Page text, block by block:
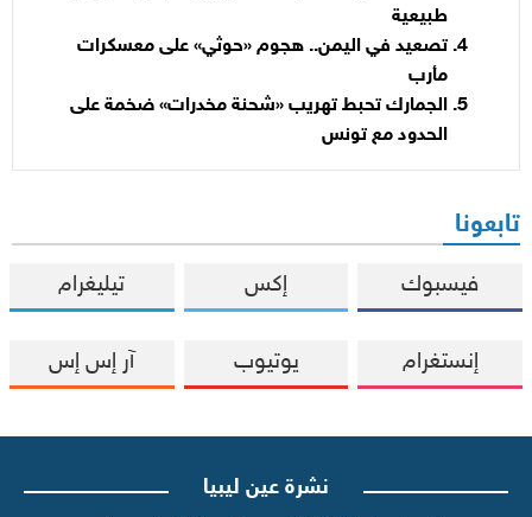
طبيعية
تصعيد في اليمن.. هجوم «حوثي» على معسكرات
مأرب
الجمارك تحبط تهريب «شحنة مخدرات» ضخمة على
الحدود مع تونس
تابعونا
فيسبوك إكس تيليغرام
إنستغرام يوتيوب آر إس إس
نشرة عين ليبيا